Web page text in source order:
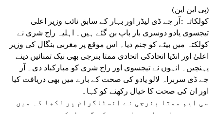
(پی این این)
کولکاتہ :آر جے ڈی لیڈر اور بہار کے سابق نائب وزیر اعلی
تیجسوی یادو دوسری بار باپ بن گئے ہیں۔ اہلیہ راج شری نے
کولکتہ میں بیٹے کو جنم دیا۔ اس موقع پر مغربی بنگال کی وزیر
اعلیٰ اور انڈیا اتحادکی اتحادی ممتا بنرجی بھی نیک تمنائیں دینے
پہنچیں۔ انہوں نے تیجسوی اور راج شری کو مبارکباد دی۔ آر
جے ڈی سربراہ لالو یادو کی صحت کے بارے میں بھی دریافت کیا
اور ان کی صحت کا خیال رکھنے کو کہا۔
سی ایم ممتا بنرجی نے انسٹاگرام پر لکھا کہ میں